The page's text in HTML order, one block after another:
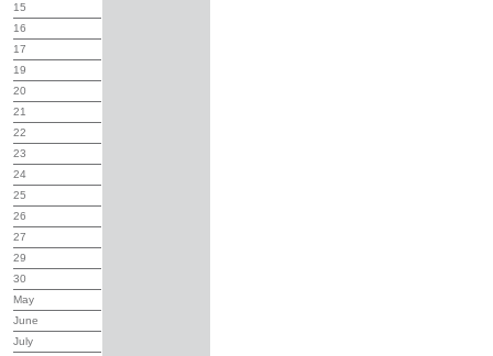
15
16
17
19
20
21
22
23
24
25
26
27
29
30
May
June
July